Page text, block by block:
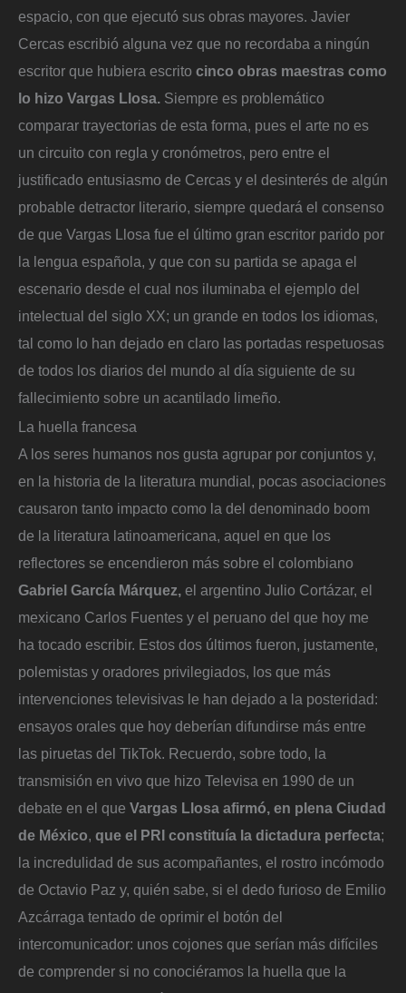
espacio, con que ejecutó sus obras mayores. Javier
Cercas escribió alguna vez que no recordaba a ningún
escritor que hubiera escrito cinco obras maestras como
lo hizo Vargas Llosa. Siempre es problemático
comparar trayectorias de esta forma, pues el arte no es
un circuito con regla y cronómetros, pero entre el
justificado entusiasmo de Cercas y el desinterés de algún
probable detractor literario, siempre quedará el consenso
de que Vargas Llosa fue el último gran escritor parido por
la lengua española, y que con su partida se apaga el
escenario desde el cual nos iluminaba el ejemplo del
intelectual del siglo XX; un grande en todos los idiomas,
tal como lo han dejado en claro las portadas respetuosas
de todos los diarios del mundo al día siguiente de su
fallecimiento sobre un acantilado limeño.
La huella francesa
A los seres humanos nos gusta agrupar por conjuntos y,
en la historia de la literatura mundial, pocas asociaciones
causaron tanto impacto como la del denominado boom
de la literatura latinoamericana, aquel en que los
reflectores se encendieron más sobre el colombiano
Gabriel García Márquez, el argentino Julio Cortázar, el
mexicano Carlos Fuentes y el peruano del que hoy me
ha tocado escribir. Estos dos últimos fueron, justamente,
polemistas y oradores privilegiados, los que más
intervenciones televisivas le han dejado a la posteridad:
ensayos orales que hoy deberían difundirse más entre
las piruetas del TikTok. Recuerdo, sobre todo, la
transmisión en vivo que hizo Televisa en 1990 de un
debate en el que Vargas Llosa afirmó, en plena Ciudad
de México, que el PRI constituía la dictadura perfecta;
la incredulidad de sus acompañantes, el rostro incómodo
de Octavio Paz y, quién sabe, si el dedo furioso de Emilio
Azcárraga tentado de oprimir el botón del
intercomunicador: unos cojones que serían más difíciles
de comprender si no conociéramos la huella que la